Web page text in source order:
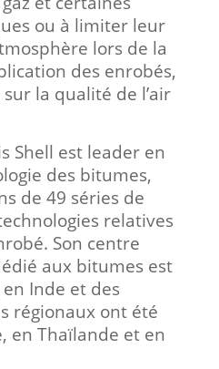
ou à limiter leur
lors de la
des enrobés,
la qualité de l’air
Shell est leader en
des bitumes,
de 49 séries de
relatives
Son centre
aux bitumes est
Inde et des
régionaux ont été
en Thaïlande et en